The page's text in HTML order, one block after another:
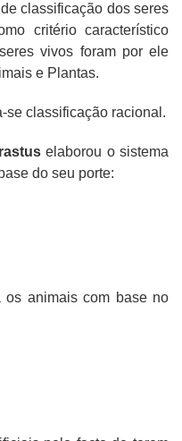
classificação dos seres
critério característico
vivos foram por ele
e Plantas.
se classificação racional.
elaborou o sistema
do seu porte:
os animais com base no